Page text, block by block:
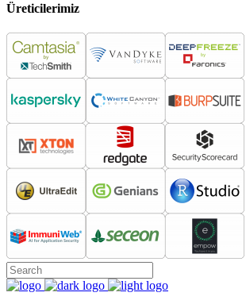
Üreticilerimiz